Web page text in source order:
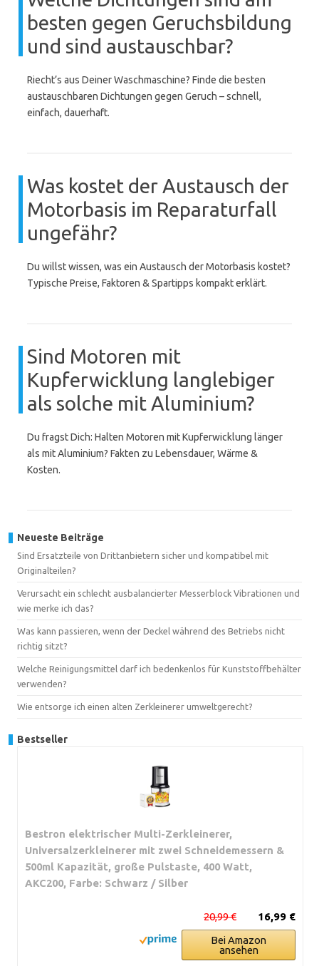
besten gegen Geruchsbildung
und sind austauschbar?
Riecht’s aus Deiner Waschmaschine? Finde die besten
austauschbaren Dichtungen gegen Geruch – schnell,
einfach, dauerhaft.
Was kostet der Austausch der
Motorbasis im Reparaturfall
ungefähr?
Du willst wissen, was ein Austausch der Motorbasis kostet?
Typische Preise, Faktoren & Spartipps kompakt erklärt.
Sind Motoren mit
Kupferwicklung langlebiger
als solche mit Aluminium?
Du fragst Dich: Halten Motoren mit Kupferwicklung länger
als mit Aluminium? Fakten zu Lebensdauer, Wärme &
Kosten.
Neueste Beiträge
Sind Ersatzteile von Drittanbietern sicher und kompatibel mit
Originalteilen?
Verursacht ein schlecht ausbalancierter Messerblock Vibrationen und
wie merke ich das?
Was kann passieren, wenn der Deckel während des Betriebs nicht
richtig sitzt?
Welche Reinigungsmittel darf ich bedenkenlos für Kunststoffbehälter
verwenden?
Wie entsorge ich einen alten Zerkleinerer umweltgerecht?
Bestseller
Bestron elektrischer Multi-Zerkleinerer,
Universalzerkleinerer mit zwei Schneidemessern &
500ml Kapazität, große Pulstaste, 400 Watt,
AKC200, Farbe: Schwarz / Silber
16,99 €
20,99 €
Bei Amazon
ansehen